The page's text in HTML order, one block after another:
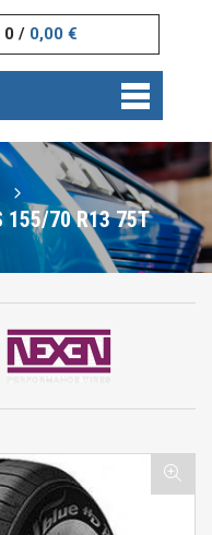
0 / 0,00 €
155/70 R13 75T